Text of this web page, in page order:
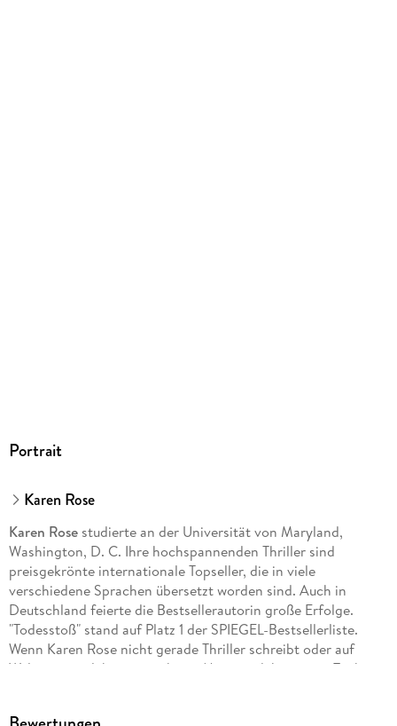
Portrait
Karen Rose
Karen Rosestudierte an der Universität von Maryland,
Washington, D. C. Ihre hochspannenden Thriller sind
preisgekrönte internationale Topseller, die in viele
verschiedene Sprachen übersetzt worden sind. Auch in
Deutschland feierte die Bestsellerautorin große Erfolge.
"Todesstoß" stand auf Platz 1 der SPIEGEL-Bestsellerliste.
Wenn Karen Rose nicht gerade Thriller schreibt oder auf
Weltreise ist, lebt sie mit ihrem Mann und ihren zwei Töchtern